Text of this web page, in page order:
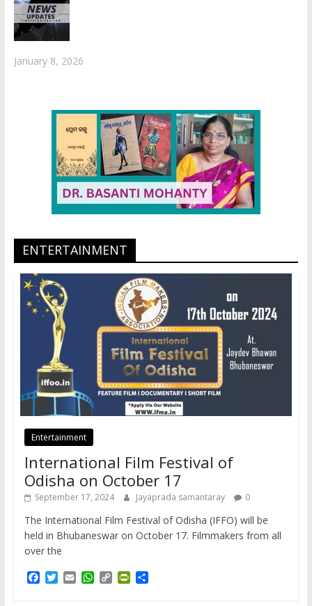
January 8, 2026
ENTERTAINMENT
Entertainment
International Film Festival of
Odisha on October 17
September 17, 2024 Jayaprada samantaray 0
The International Film Festival of Odisha (IFFO) will be
held in Bhubaneswar on October 17. Filmmakers from all
over the
F
T
E
W C
P
S